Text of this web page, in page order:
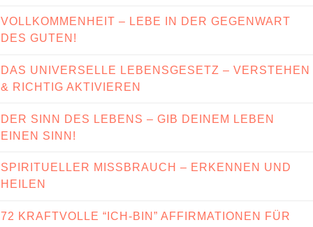
VOLLKOMMENHEIT – LEBE IN DER GEGENWART
DES GUTEN!
DAS UNIVERSELLE LEBENSGESETZ – VERSTEHEN
& RICHTIG AKTIVIEREN
DER SINN DES LEBENS – GIB DEINEM LEBEN
EINEN SINN!
SPIRITUELLER MISSBRAUCH – ERKENNEN UND
HEILEN
72 KRAFTVOLLE “ICH-BIN” AFFIRMATIONEN FÜR